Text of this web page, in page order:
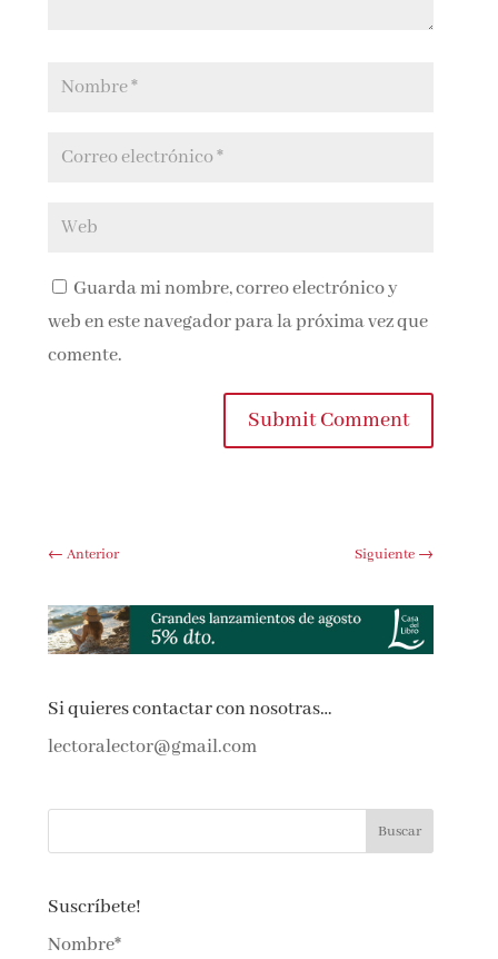
Guarda mi nombre, correo electrónico y
web en este navegador para la próxima vez que
comente.
Submit Comment
←Anterior Siguiente→
Si quieres contactar con nosotras…
lectoralector@gmail.com
Suscríbete!
Nombre*